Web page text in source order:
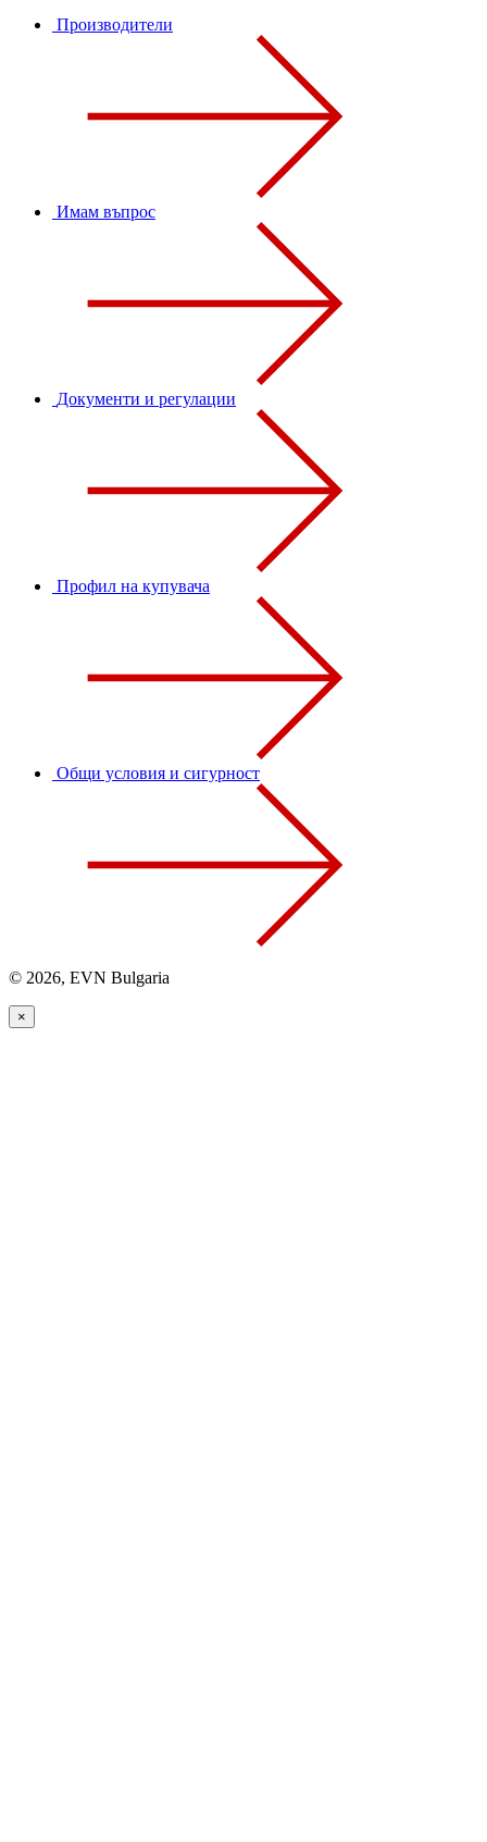
Производители
Имам въпрос
Документи и регулации
Профил на купувача
Общи условия и сигурност
© 2026, EVN Bulgaria
×